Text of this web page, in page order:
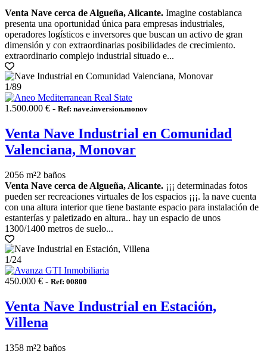
Venta Nave cerca de Algueña, Alicante. Imagine costablanca
presenta una oportunidad única para empresas industriales,
operadores logísticos e inversores que buscan un activo de gran
dimensión y con extraordinarias posibilidades de crecimiento.
extraordinario complejo industrial situado e...
1/89
1.500.000 € - Ref: nave.inversion.monov
Venta Nave Industrial en Comunidad
Valenciana, Monovar
2056 m²2 baños
Venta Nave cerca de Algueña, Alicante. ¡¡¡ determinadas fotos
pueden ser recreaciones virtuales de los espacios ¡¡¡. la nave cuenta
con una altura interior que tiene bastante espacio para instalación de
estanterías y paletizado en altura.. hay un espacio de unos
1300/1400 metros de suelo...
1/24
450.000 € - Ref: 00800
Venta Nave Industrial en Estación,
Villena
1358 m²2 baños